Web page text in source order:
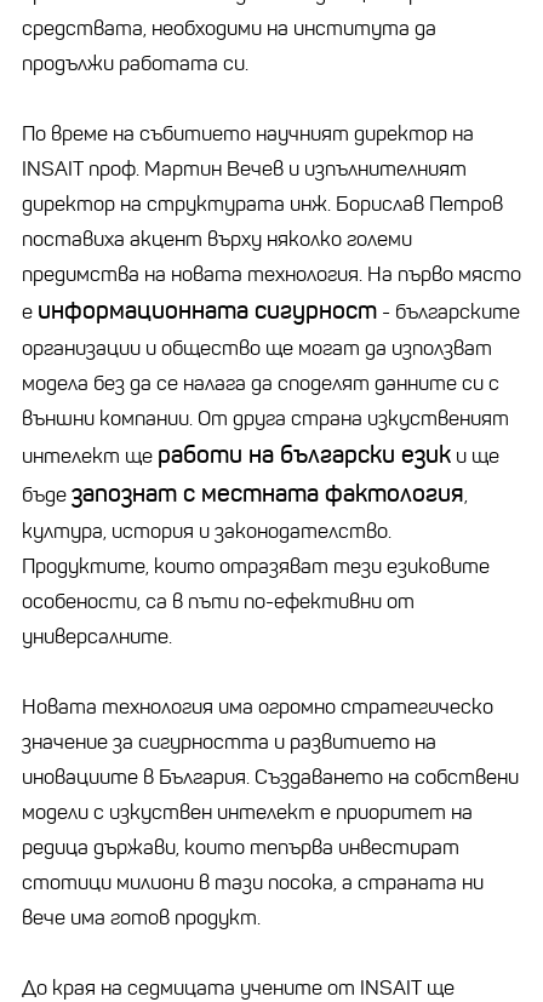
средствата, необходими на института да
продължи работата си.
По време на събитието научният директор на
INSAIT проф. Мартин Вечев и изпълнителният
директор на структурата инж. Борислав Петров
поставиха акцент върху няколко големи
предимства на новата технология. На първо място
е информационната сигурност - българските
организации и общество ще могат да използват
модела без да се налага да споделят данните си с
външни компании. От друга страна изкуственият
интелект ще работи на български език и ще
бъдезапознат с местната фактология,
култура, история и законодателство.
Продуктите, които отразяват тези езиковите
особености, са в пъти по-ефективни от
универсалните.
Новата технология има огромно стратегическо
значение за сигурността и развитието на
иновациите в България. Създаването на собствени
модели с изкуствен интелект е приоритет на
редица държави, които тепърва инвестират
стотици милиони в тази посока, а страната ни
вече има готов продукт.
До края на седмицата учените от INSAIT ще